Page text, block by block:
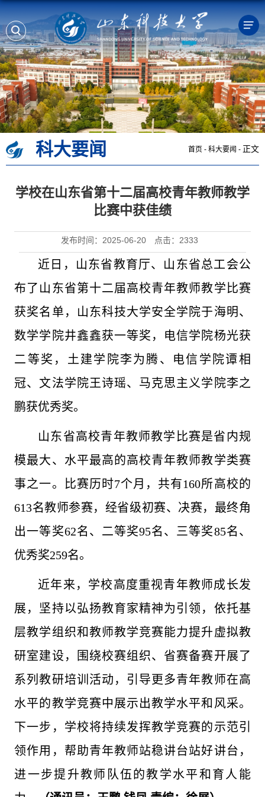
科大要闻 首页 - 科大要闻 - 正文
学校在山东省第十二届高校青年教师教学
比赛中获佳绩
发布时间：2025-06-20 点击： 2333
近日，山东省教育厅、山东省总工会公
布了山东省第十二届高校青年教师教学比赛
获奖名单，山东科技大学安全学院于海明、
数学学院井鑫鑫获一等奖，电信学院杨光获
二等奖，土建学院李为腾、电信学院谭相
冠、文法学院王诗瑶、马克思主义学院李之
鹏获优秀奖。
山东省高校青年教师教学比赛是省内规
模最大、水平最高的高校青年教师教学类赛
事之一。比赛历时7个月，共有160所高校的
613名教师参赛，经省级初赛、决赛，最终角
出一等奖62名、二等奖95名、三等奖85名、
优秀奖259名。
近年来，学校高度重视青年教师成长发
展，坚持以弘扬教育家精神为引领，依托基
层教学组织和教师教学竞赛能力提升虚拟教
研室建设，围绕校赛组织、省赛备赛开展了
系列教研培训活动，引导更多青年教师在高
水平的教学竞赛中展示出教学水平和风采。
下一步，学校将持续发挥教学竞赛的示范引
领作用，帮助青年教师站稳讲台站好讲台，
进一步提升教师队伍的教学水平和育人能